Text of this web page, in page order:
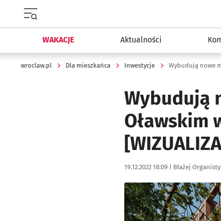
WAKACJE Aktualności
wroclaw.pl Dla mieszkańca Inwestycje
Wybudują
Oławskim
Data publikacji:
19.12.2022 18:09 | Autor:
Błażej Organisty
Kliknij, aby zobaczyć